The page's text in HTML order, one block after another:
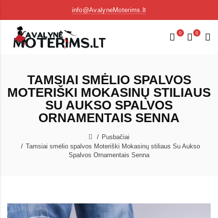
info@AvalyneMoterims.lt
0 0
TAMSIAI SMĖLIO SPALVOS
MOTERIŠKI MOKASINŲ STILIAUS
SU AUKSO SPALVOS
ORNAMENTAIS SENNA
Pusbačiai
Tamsiai smėlio spalvos Moteriški Mokasinų stiliaus Su Aukso
Spalvos Ornamentais Senna